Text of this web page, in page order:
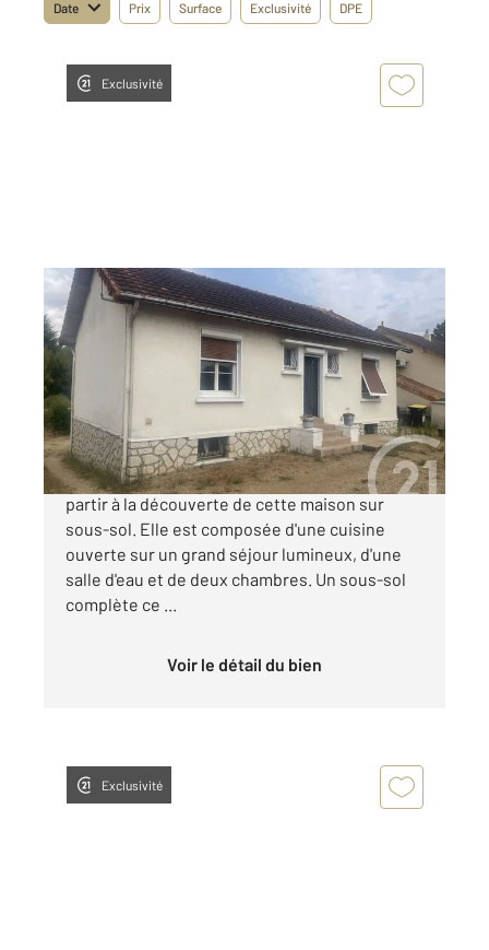
Date Prix Surface Exclusivité DPE
Exclusivité
CHATELLERAULT 86
68 m
, 3 pièces
Ref : 11882
Maison à vendre
105 920 €
CENTURY 21 Châtellerault vous propose de
partir à la découverte de cette maison sur
sous-sol. Elle est composée d'une cuisine
ouverte sur un grand séjour lumineux, d'une
salle d'eau et de deux chambres. Un sous-sol
complète ce ...
Voir le détail du bien
Exclusivité